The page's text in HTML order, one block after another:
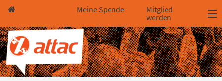
Direkt zum Hauptinhalt springen
Direkt zur Haupt-Navigation springen
Direkt zur Service-Navigation springen
Direkt zur Footer-Navigation springen
Direkt zum Footerinhalt springen
Meine Spende
Mitglied
werden